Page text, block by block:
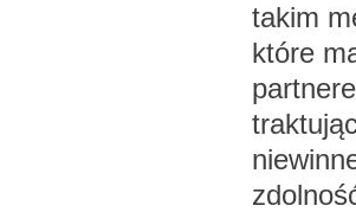
takim
które